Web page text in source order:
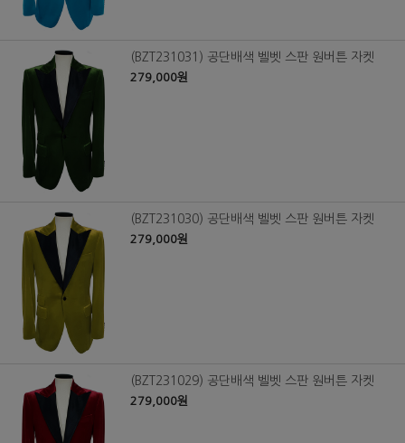
(BZT231031) 공단배색 벨벳 스판 원버튼 자켓
279,000원
(BZT231030) 공단배색 벨벳 스판 원버튼 자켓
279,000원
(BZT231029) 공단배색 벨벳 스판 원버튼 자켓
279,000원